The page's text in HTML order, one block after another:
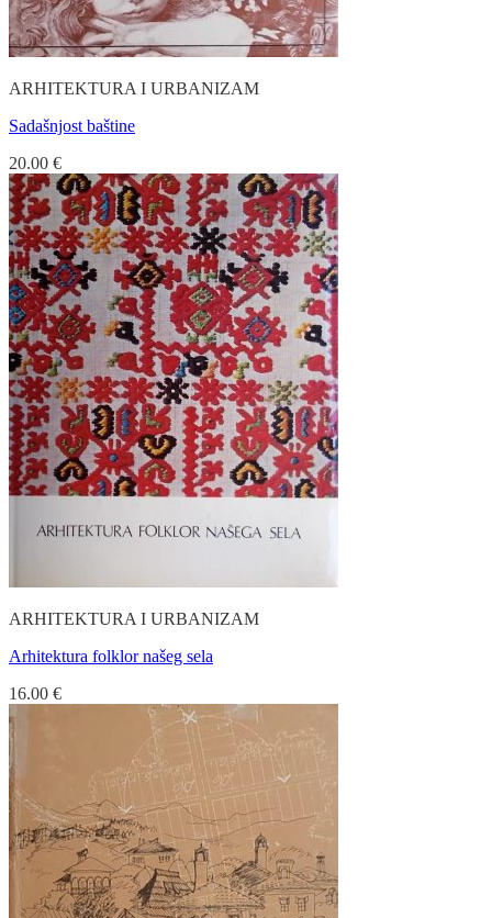
ARHITEKTURA I URBANIZAM
Sadašnjost baštine
20.00 €
ARHITEKTURA I URBANIZAM
Arhitektura folklor našeg sela
16.00 €